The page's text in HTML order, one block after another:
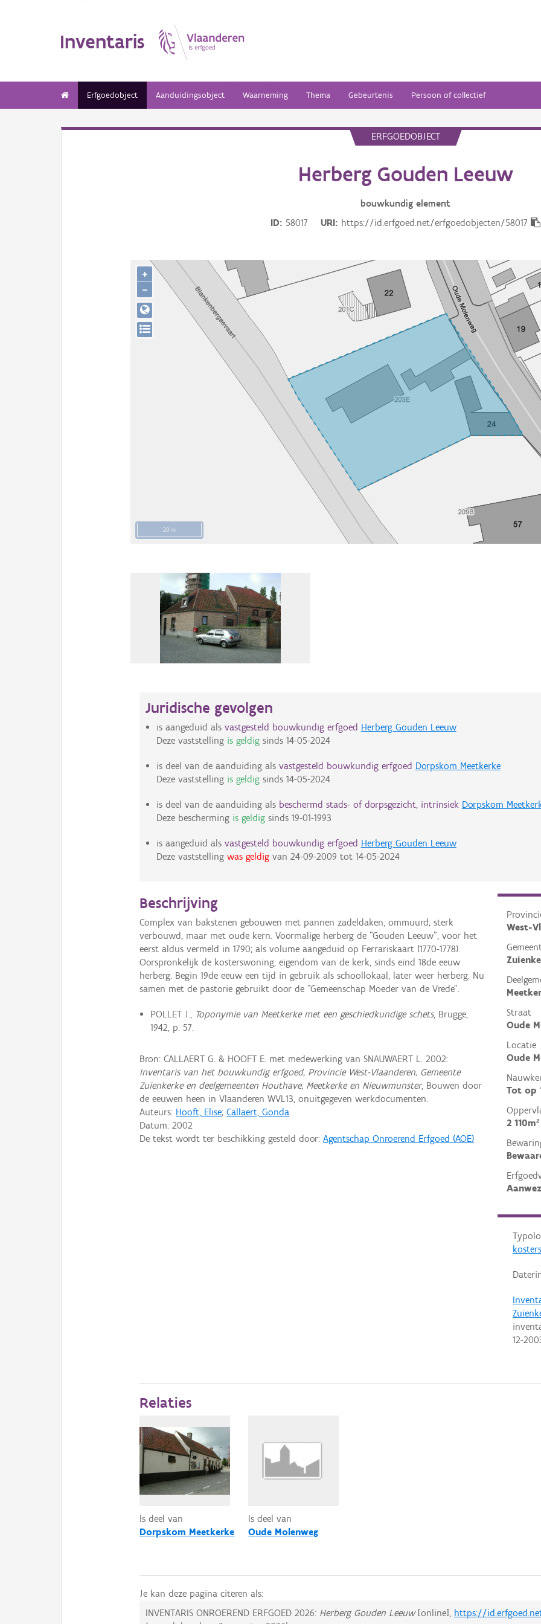
Inventaris
Erfgoedobject Aanduidingsobject Waarneming Thema Gebeurtenis Persoon of collectief
ERFGOEDOBJECT
Herberg Gouden Leeuw
bouwkundig element
ID
58017 URI https://id.erfgoed.net/erfgoedobjecten/58017
20 m
+
−
Juridische gevolgen
is aangeduid als vastgesteld bouwkundig erfgoed Herberg Gouden Leeuw
Deze vaststelling is geldigsinds 14-05-2024
is deel van de aanduiding als vastgesteld bouwkundig erfgoed Dorpskom Meetkerke
Deze vaststelling is geldigsinds 14-05-2024
is deel van de aanduiding als beschermd stads- of dorpsgezicht, intrinsiek Dorpskom
Deze bescherming is geldigsinds 19-01-1993
is aangeduid als vastgesteld bouwkundig erfgoed Herberg Gouden Leeuw
Deze vaststelling was geldigvan 24-09-2009 tot 14-05-2024
West-
Straat
Oude
Locatie
Oude
Tot op
2 110m²
12-
Beschrijving
Complex van bakstenen gebouwen met pannen zadeldaken, ommuurd; sterk
verbouwd, maar met oude kern. Voormalige herberg de "Gouden Leeuw", voor het
eerst aldus vermeld in 1790; als volume aangeduid op Ferrariskaart (1770-1778).
Oorspronkelijk de kosterswoning, eigendom van de kerk, sinds eind 18de eeuw
herberg. Begin 19de eeuw een tijd in gebruik als schoollokaal, later weer herberg. Nu
samen met de pastorie gebruikt door de "Gemeenschap Moeder van de Vrede".
POLLET J., Toponymie van Meetkerke met een geschiedkundige schets, Brugge,
1942, p. 57.
Bron: CALLAERT G. & HOOFT E. met medewerking van SNAUWAERT L. 2002:
Inventaris van het bouwkundig erfgoed, Provincie West-Vlaanderen, Gemeente
Zuienkerke en deelgemeenten Houthave, Meetkerke en Nieuwmunster, Bouwen door
de eeuwen heen in Vlaanderen WVL13, onuitgegeven werkdocumenten.
Auteurs: Hooft, Elise;Callaert, Gonda
Datum:2002
De tekst wordt ter beschikking gesteld door:Agentschap Onroerend Erfgoed (AOE)
Relaties
Is deel van
Dorpskom Meetkerke
Is deel van
Oude Molenweg
Je kan deze pagina citeren als:
INVENTARIS ONROEREND ERFGOED 2026: Herberg Gouden Leeuw[online], https://